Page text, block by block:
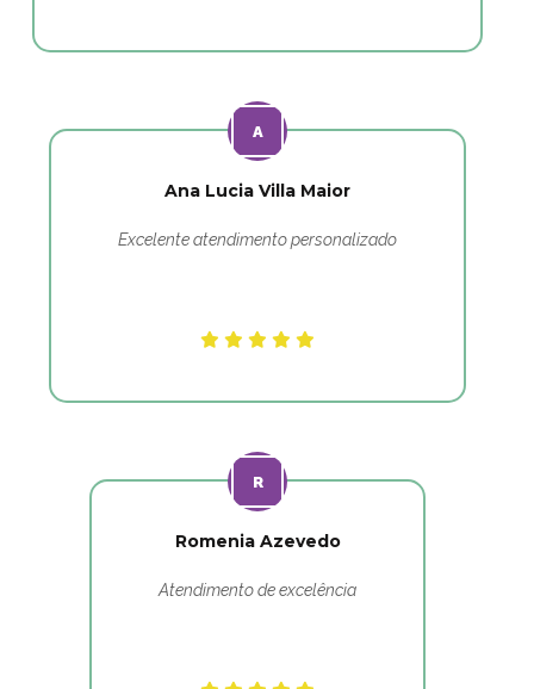
Ana Lucia Villa Maior
Excelente atendimento personalizado
Romenia Azevedo
Atendimento de excelência